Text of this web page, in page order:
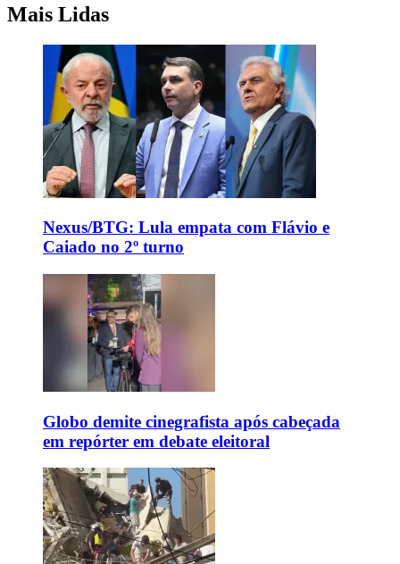
Mais Lidas
Nexus/BTG: Lula empata com Flávio e
Caiado no 2º turno
Globo demite cinegrafista após cabeçada
em repórter em debate eleitoral